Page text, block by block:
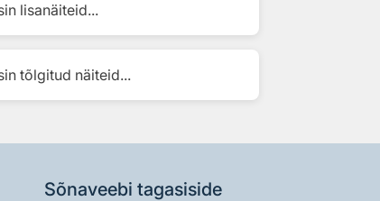
lisanäiteid...
tõlgitud näiteid...
Sõnaveebi tagasiside